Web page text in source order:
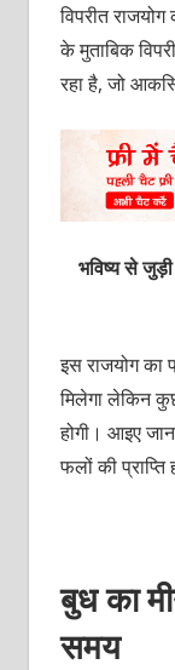
विपरीत
के मुताबिक
रहा है, जो
भविष्य से
इस राजयोग का
मिलेगा लेकिन
होगी। आइए
फलों की प्राप्ति
बुध का
समय